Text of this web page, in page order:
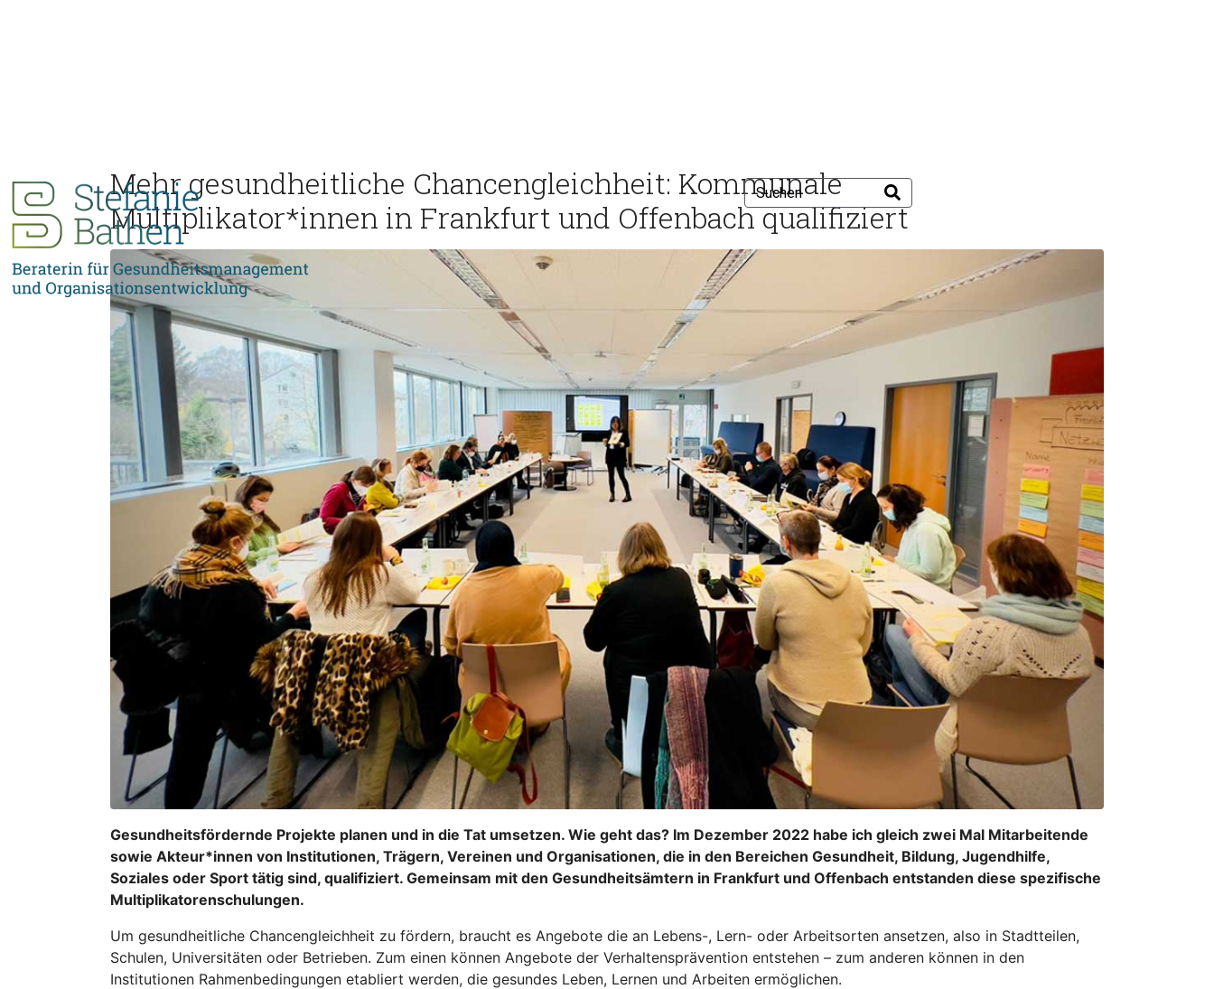
Mehr gesundheitliche Chancengleichheit: Kommunale
Multiplikator*innen in Frankfurt und Offenbach qualifiziert
Gesundheitsfördernde Projekte planen und in die Tat umsetzen. Wie geht das? Im Dezember 2022 habe ich gleich zwei Mal Mitarbeitende
sowie Akteur*innen von Institutionen, Trägern, Vereinen und Organisationen, die in den Bereichen Gesundheit, Bildung, Jugendhilfe,
Soziales oder Sport tätig sind, qualifiziert. Gemeinsam mit den Gesundheitsämtern in Frankfurt und Offenbach entstanden diese spezifische
Multiplikatorenschulungen.
Um gesundheitliche Chancengleichheit zu fördern, braucht es Angebote die an Lebens-, Lern- oder Arbeitsorten ansetzen, also in Stadtteilen,
Schulen, Universitäten oder Betrieben. Zum einen können Angebote der Verhaltensprävention entstehen – zum anderen können in den
Institutionen Rahmenbedingungen etabliert werden, die gesundes Leben, Lernen und Arbeiten ermöglichen.